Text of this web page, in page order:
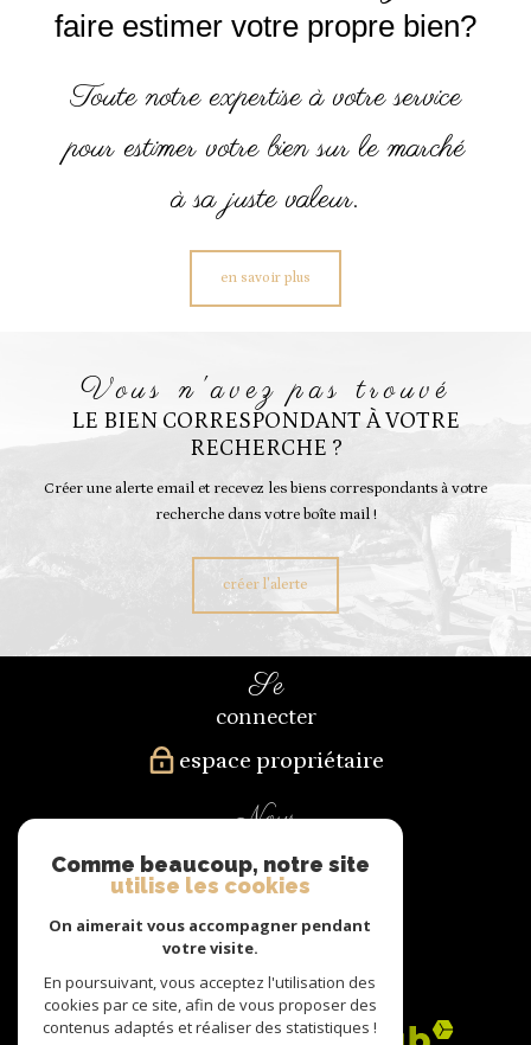
faire estimer votre propre bien?
Toute notre expertise à votre service
pour estimer votre bien sur le marché
à sa juste valeur.
en savoir plus
vous n'avez pas trouvé
LE BIEN CORRESPONDANT À VOTRE
RECHERCHE ?
Créer une alerte email et recevez les biens correspondants à votre
recherche dans votre boîte mail !
créer l'alerte
se
connecter
espace propriétaire
nous
suivre
adhérons
Comme beaucoup, notre site
utilise les cookies
On aimerait vous accompagner pendant
votre visite.
En poursuivant, vous acceptez l'utilisation des
cookies par ce site, afin de vous proposer des
contenus adaptés et réaliser des statistiques !